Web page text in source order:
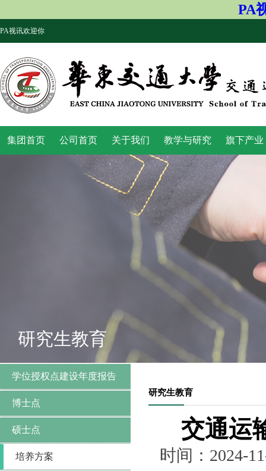
PA
PA视讯欢迎你
集团首页 公司首页 关于我们 教学与研究 旗下产业
研究生教育
学位授权点建设年度报告
博士点
硕士点
培养方案
研究生教育
交通运
时间：